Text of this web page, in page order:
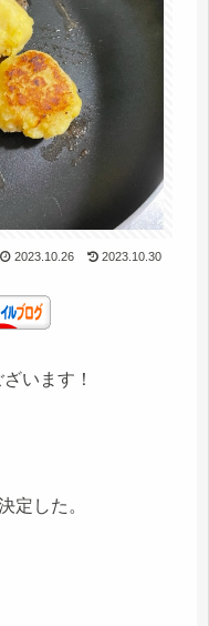
2023.10.26 2023.10.30
います！
定した。